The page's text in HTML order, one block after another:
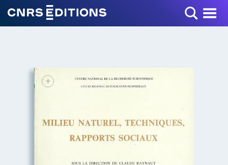
Toggle Menu
+